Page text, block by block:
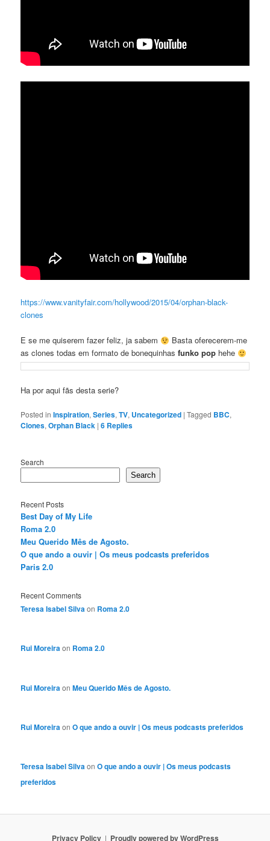
https://www.vanityfair.com/hollywood/2015/04/orphan-black-
clones
E se me quiserem fazer feliz, ja sabem
Basta oferecerem-me
as clones todas em formato de bonequinhasfunko pop hehe
Ha por aqui fãs desta serie?
Posted in Inspiration,Series,TV, Uncategorized |Tagged BBC,
Clones,Orphan Black |6 Replies
Search
Search
Recent Posts
Best Day of My Life
Roma 2.0
Meu Querido Mês de Agosto.
O que ando a ouvir | Os meus podcasts preferidos
Paris 2.0
Recent Comments
Teresa Isabel Silvaon Roma 2.0
Rui Moreiraon Roma 2.0
Rui Moreira onMeu Querido Mês de Agosto.
Rui MoreiraonO que ando a ouvir | Os meus podcasts preferidos
Teresa Isabel SilvaonO que ando a ouvir | Os meus podcasts
preferidos
Privacy Policy Proudly powered by WordPress